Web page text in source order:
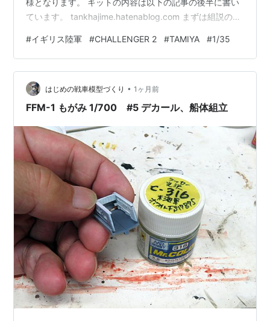
様となります。 キットの内容は以下の記事の後半に書い
ています。 tankhajime.hatenablog.com まずは組説の指
ートは足回りの塗装をしてから接着するため、仮止めの
状態です。それに伴って牽引ワイヤーはまだ取り付けて
いません。 ▼車体上下は前部ポリキャップを介し、後部
は凸部を車体上部の裏面に接着したパーツへ挟み込むタ
ミヤによくある上下の取り付け方法です。合いはぴっ…
#イギリス陸軍 #CHALLENGER 2 #TAMIYA #1/35
はじめの戦車模型づくり • 1ヶ月前
FFM-1 もがみ 1/700 #5 デカール、船体組立